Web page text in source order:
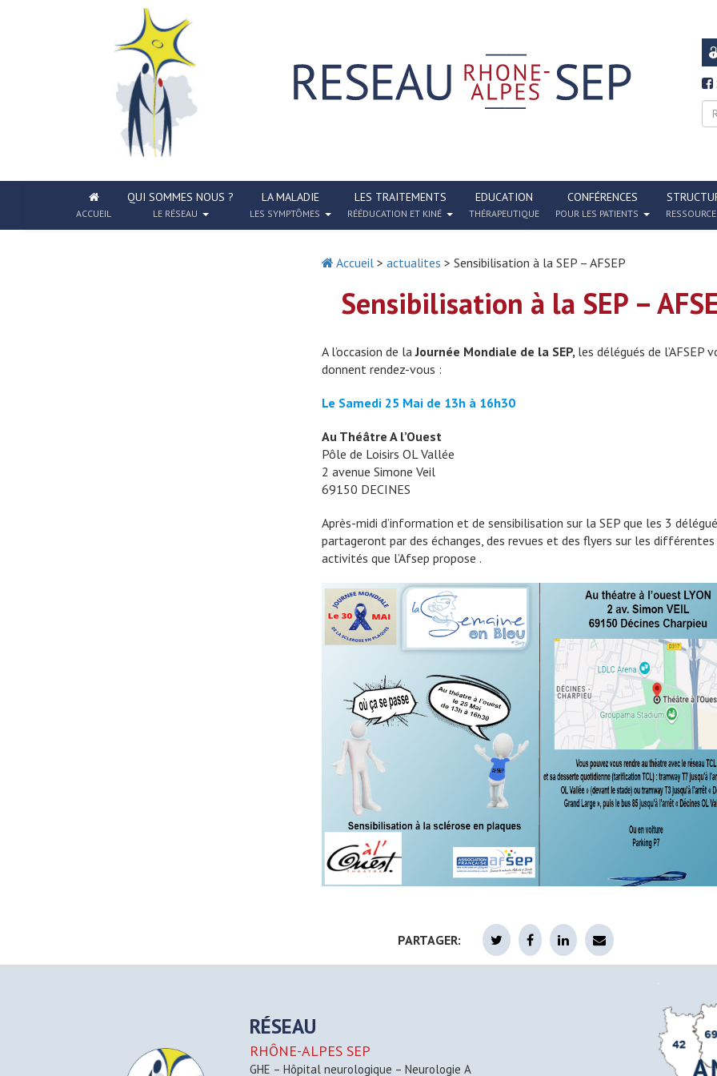
ACCUEIL
QUI SOMMES NOUS ?
LE RÉSEAU
LA MALADIE
LES SYMPTÔMES
LES TRAITEMENTS
RÉÉDUCATION ET KINÉ
EDUCATION
THÉRAPEUTIQUE
CONFÉRENCES
POUR LES PATIENTS
Accueil > actualites > Sensibilisation à la SEP – AFSEP
Sensibilisation à la SEP –
A l’occasion de laJournée Mondiale de la SEP, les délégués de l’AFSEP
donnent rendez-vous :
Le Samedi 25 Mai de 13h à 16h30
Au Théâtre A l’Ouest
Pôle de Loisirs OL Vallée
2 avenue Simone Veil
69150 DECINES
Après-midi d’information et de sensibilisation sur la SEP que les 3
partageront par des échanges, des revues et des flyers sur les différentes
activités que l’Afsep propose .
PARTAGER:
RÉSEAU
RHÔNE-ALPES SEP
GHE – Hôpital neurologique – Neurologie A